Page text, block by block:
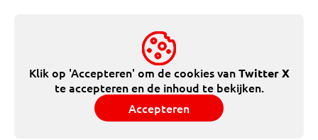
Klik op 'Accepteren' om de cookies vanTwitter X
te accepteren en de inhoud te bekijken.
Accepteren